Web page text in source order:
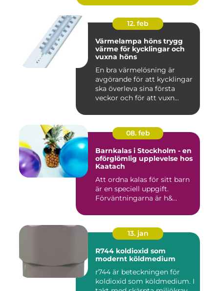
12. feb
Värmelampa höns trygg
värme för kycklingar och
vuxna höns
En bra värmelösning är
avgörande för att kycklingar
ska överleva sina första
veckor och för att vuxn...
08. feb
Barnkalas i Stockholm - en
oförglömlig upplevelse hos
Kaatach
Att ordna kalas för sitt barn
är en speciell uppgift.
Förväntningarna är h&...
13. jan
R744 koldioxid som
modernt köldmedium
r744 är beteckningen för
koldioxid som köldmedium. I